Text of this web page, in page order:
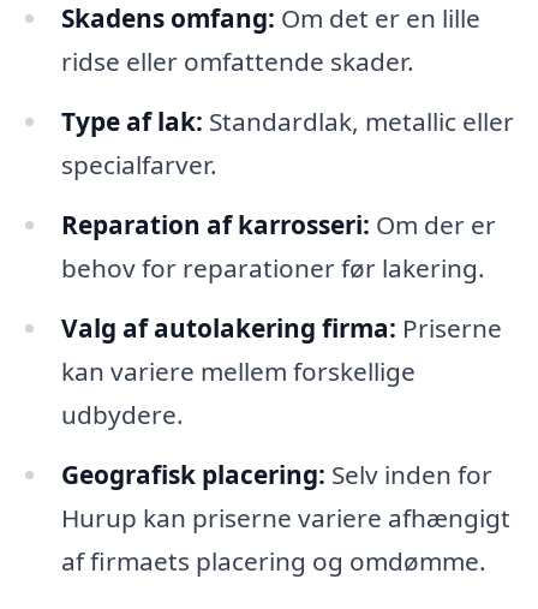
Skadens omfang: Om det er en lille
ridse eller omfattende skader.
Type af lak: Standardlak, metallic eller
specialfarver.
Reparation af karrosseri: Om der er
behov for reparationer før lakering.
Valg af autolakering firma: Priserne
kan variere mellem forskellige
udbydere.
Geografisk placering: Selv inden for
Hurup kan priserne variere afhængigt
af firmaets placering og omdømme.